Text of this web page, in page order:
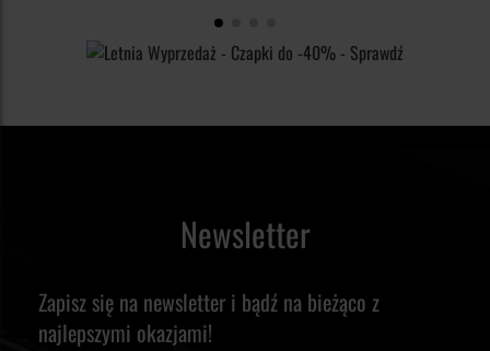
Newsletter
Zapisz się na newsletter i bądź na bieżąco z
najlepszymi okazjami!